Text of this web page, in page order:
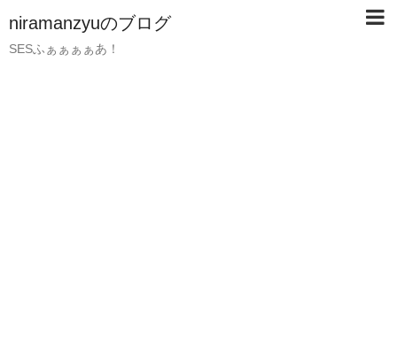
niramanzyuのブログ
SESふぁぁぁぁあ！